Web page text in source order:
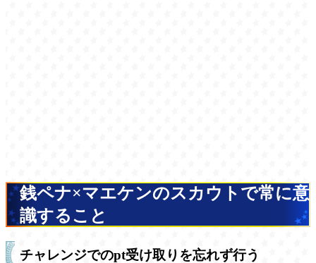
銭ペナ×マエケンのスカウトで常に意
識すること
チャレンジでのpt受け取りを忘れず行う